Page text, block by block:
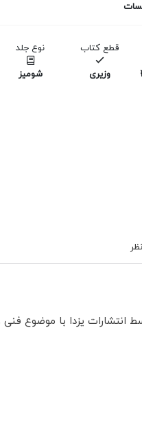
قطع کتاب
وزیری
نوع جلد
شومیز
انتشارات یزدا با موضوع